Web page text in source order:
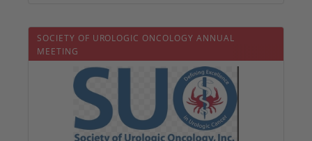
SOCIETY OF UROLOGIC ONCOLOGY ANNUAL
MEETING